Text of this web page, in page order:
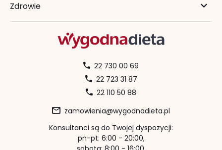
Zdrowie
22 730 00 69
22 723 31 87
22 110 50 88
zamowienia@wygodnadieta.pl
Konsultanci są do Twojej dyspozycji:
pn-pt: 6:00 - 20:00,